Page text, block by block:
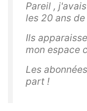
Pareil ,
les 20 ans
Ils
mon espace
Les
part !